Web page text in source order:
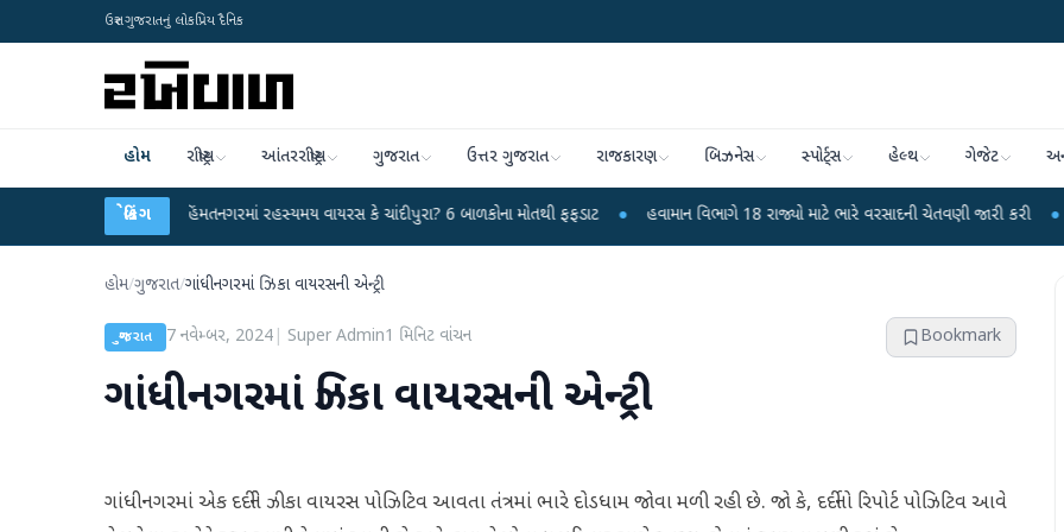
ઉત્તર ગુજરાતનું લોકપ્રિય દૈનિક
હોમ રાષ્ટ્રીય આંતરરાષ્ટ્રીય ગુજરાત ઉત્તર ગુજરાત રાજકારણ બિઝનેસ સ્પોર્ટ્સ હેલ્થ ગેજેટ
બ્રેકિંગ
હિંમતનગરમાં રહસ્યમય વાયરસ કે ચાંદીપુરા? 6 બાળકોના મોતથી ફફડાટ ● હવામાન વિભાગે 18 રાજ્યો માટે ભારે વરસાદની ચેતવણી જારી કરી ● સિદ્ધપુરથી
હોમ/ગુજરાત/ગાંધીનગરમાં ઝિકા વાયરસની એન્ટ્રી
ગુજરાત 7 નવેમ્બર, 2024 Super Admin1 મિનિટ વાંચન Bookmark
ગાંધીનગરમાં ઝિકા વાયરસની એન્ટ્રી
ગાંધીનગરમાં એક દર્દીને ઝીકા વાયરસ પોઝિટિવ આવતા તંત્રમાં ભારે દોડધામ જોવા મળી રહી છે. જો કે, દર્દીનો રિપોર્ટ પોઝિટિવ આવે